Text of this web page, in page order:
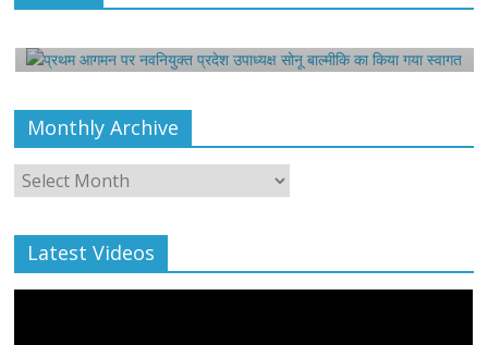
बाल्मीकि का किया गया स्वागत
Monthly Archive
Monthly
Archive
Latest Videos